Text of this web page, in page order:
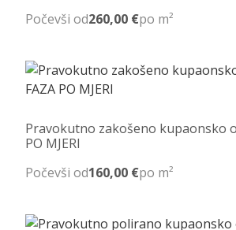
Počevši od260,00 €po m²
Pravokutno zakošeno kupaonsko
PO MJERI
Počevši od160,00 €po m²